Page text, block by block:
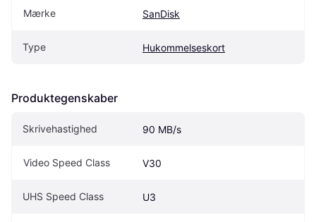
Mærke SanDisk
Type Hukommelseskort
Produktegenskaber
Skrivehastighed 90 MB/s
Video Speed Class V30
UHS Speed Class U3